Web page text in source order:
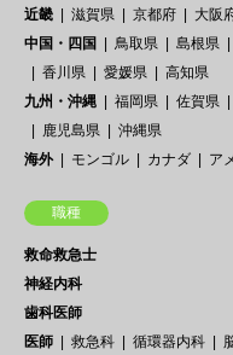
近畿
滋賀県 京都府 大阪
中国・四国
鳥取県 島根県
香川県
愛媛県
高知県
九州・沖縄
福岡県 佐賀県
鹿児島県
沖縄県
海外
モンゴル カナダ ア
職種
救命救急士
神経内科
歯科医師
医師
救急科 循環器内科